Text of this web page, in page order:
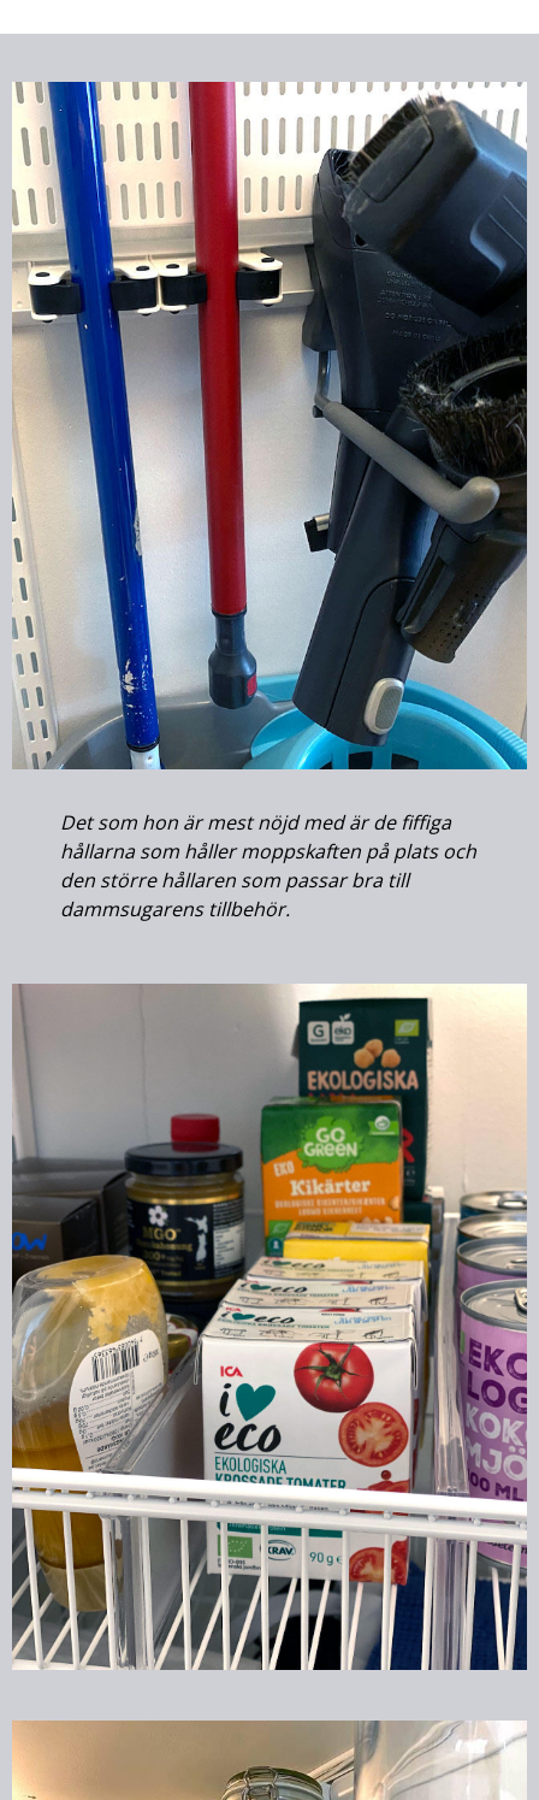
Det som hon är mest nöjd med är de fiffiga
hållarna som håller moppskaften på plats och
den större hållaren som passar bra till
dammsugarens tillbehör.